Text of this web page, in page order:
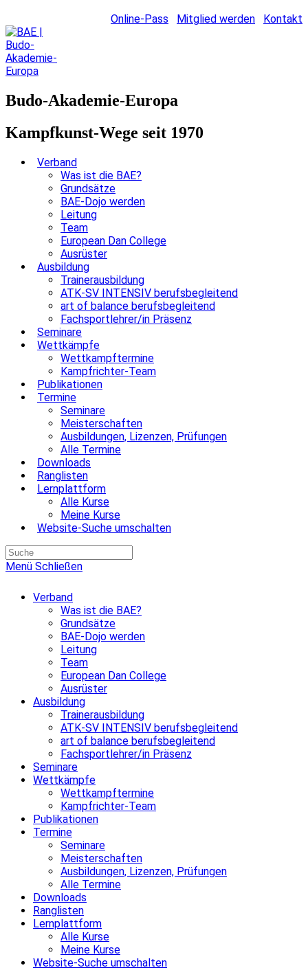
Online-Pass Mitglied werden Kontakt
Budo-Akademie-Europa
Kampfkunst-Wege seit 1970
Verband
Was ist die BAE?
Grundsätze
BAE-Dojo werden
Leitung
Team
European Dan College
Ausrüster
Ausbildung
Trainerausbildung
ATK-SV INTENSIV berufsbegleitend
art of balance berufsbegleitend
Fachsportlehrer/in Präsenz
Seminare
Wettkämpfe
Wettkampftermine
Kampfrichter-Team
Publikationen
Termine
Seminare
Meisterschaften
Ausbildungen, Lizenzen, Prüfungen
Alle Termine
Downloads
Ranglisten
Lernplattform
Alle Kurse
Meine Kurse
Website-Suche umschalten
Menü Schließen
Verband
Was ist die BAE?
Grundsätze
BAE-Dojo werden
Leitung
Team
European Dan College
Ausrüster
Ausbildung
Trainerausbildung
ATK-SV INTENSIV berufsbegleitend
art of balance berufsbegleitend
Fachsportlehrer/in Präsenz
Seminare
Wettkämpfe
Wettkampftermine
Kampfrichter-Team
Publikationen
Termine
Seminare
Meisterschaften
Ausbildungen, Lizenzen, Prüfungen
Alle Termine
Downloads
Ranglisten
Lernplattform
Alle Kurse
Meine Kurse
Website-Suche umschalten